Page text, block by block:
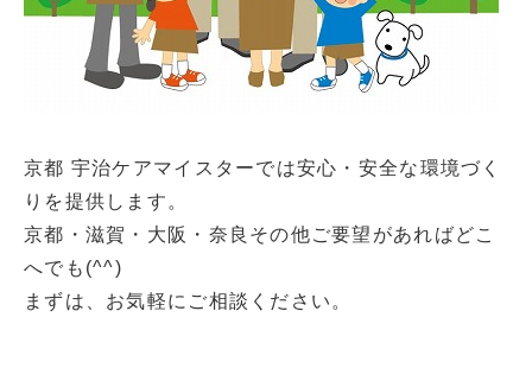
京都 宇治ケアマイスターでは安心・安全な環境づく
りを提供します。
京都・滋賀・大阪・奈良その他ご要望があればどこ
へでも(^^)
まずは、お気軽にご相談ください。